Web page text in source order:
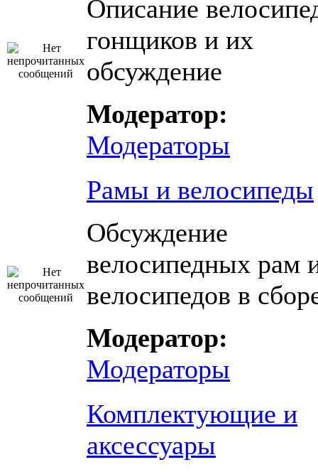
Описание
гонщиков и их
обсуждение
Модератор:
Модераторы
Рамы и велосипеды
Обсуждение
велосипедных рам
велосипедов в
Модератор:
Модераторы
Комплектующие и
аксессуары